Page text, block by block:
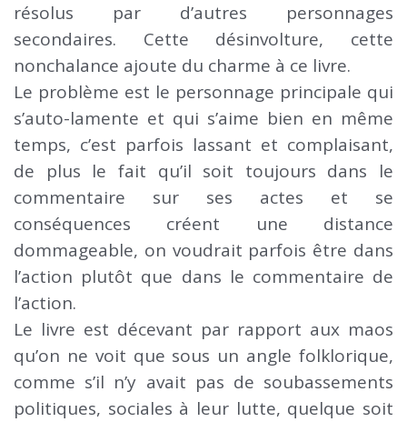
résolus par d’autres personnages
secondaires. Cette désinvolture, cette
nonchalance ajoute du charme à ce livre.
Le problème est le personnage principale qui
s’auto-lamente et qui s’aime bien en même
temps, c’est parfois lassant et complaisant,
de plus le fait qu’il soit toujours dans le
commentaire sur ses actes et se
conséquences créent une distance
dommageable, on voudrait parfois être dans
l’action plutôt que dans le commentaire de
l’action.
Le livre est décevant par rapport aux maos
qu’on ne voit que sous un angle folklorique,
comme s’il n’y avait pas de soubassements
politiques, sociales à leur lutte, quelque soit